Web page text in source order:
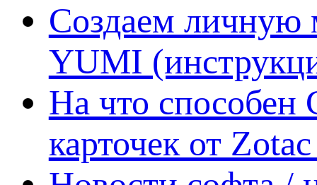
Создаем личную
YUMI
На что способен
карточек от